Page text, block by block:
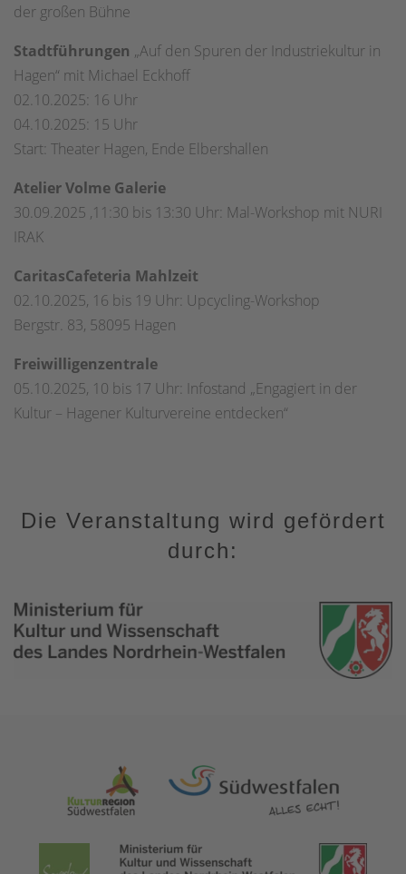
der großen Bühne
Stadtführungen „Auf den Spuren der Industriekultur in
Hagen“ mit Michael Eckhoff
02.10.2025: 16 Uhr
04.10.2025: 15 Uhr
Start: Theater Hagen, Ende Elbershallen
Atelier Volme Galerie
30.09.2025 ,11:30 bis 13:30 Uhr: Mal-Workshop mit NURI
IRAK
CaritasCafeteria Mahlzeit
02.10.2025, 16 bis 19 Uhr: Upcycling-Workshop
Bergstr. 83, 58095 Hagen
Freiwilligenzentrale
05.10.2025, 10 bis 17 Uhr: Infostand „Engagiert in der
Kultur – Hagener Kulturvereine entdecken“
Die Veranstaltung wird gefördert
durch: